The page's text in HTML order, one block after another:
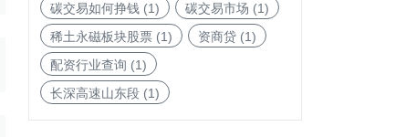
碳交易如何挣钱(1) 碳交易市场 (1)
稀土永磁板块股票(1) 资商贷(1)
配资行业查询 (1)
长深高速山东段(1)